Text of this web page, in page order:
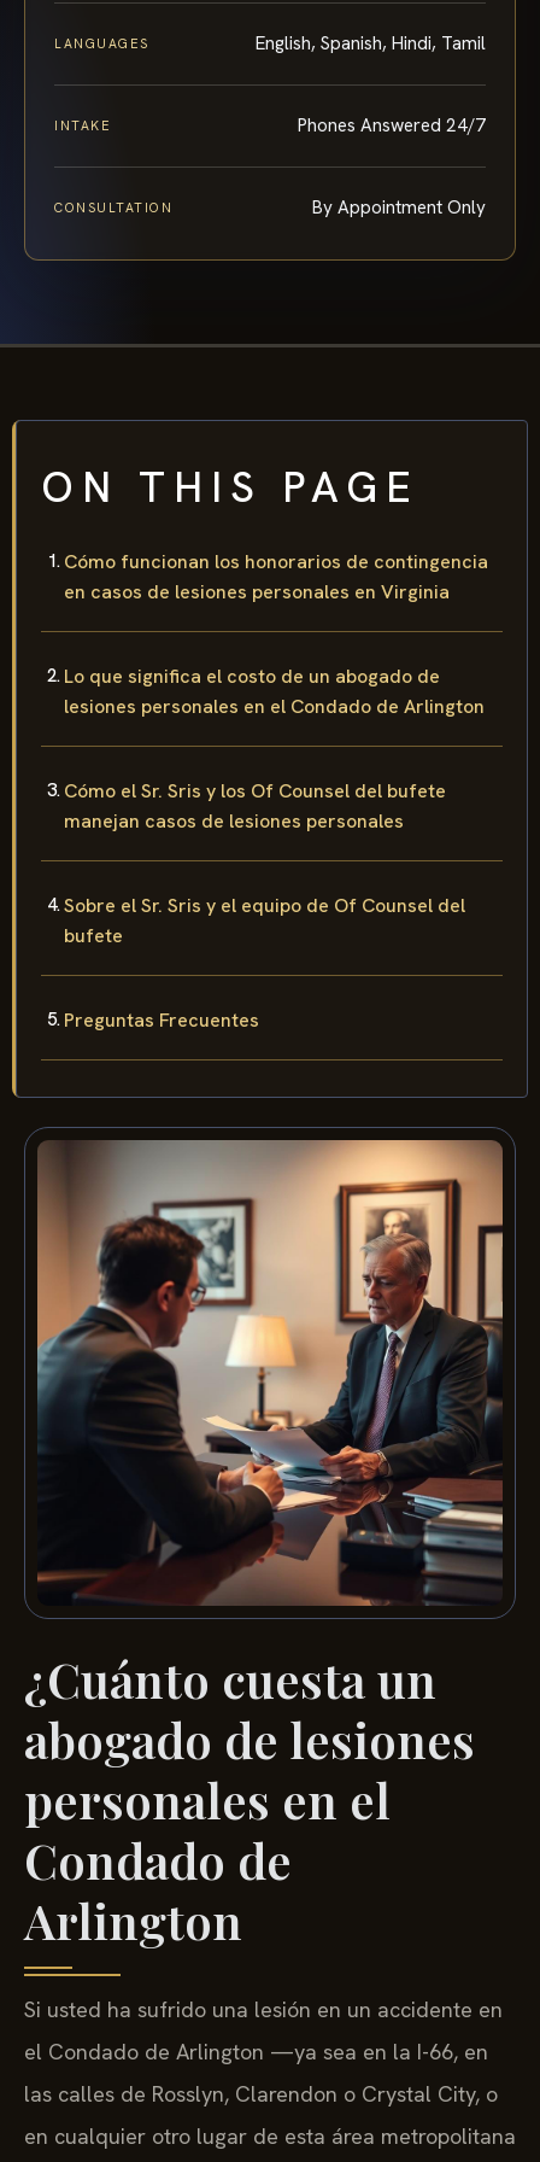
English, Spanish, Hindi, Tamil
Phones Answered 24/7
By Appointment Only
ON THIS PAGE
Cómo funcionan los honorarios de contingencia
en casos de lesiones personales en Virginia
Lo que significa el costo de un abogado de
lesiones personales en el Condado de Arlington
Cómo el Sr. Sris y los Of Counsel del bufete
manejan casos de lesiones personales
Sobre el Sr. Sris y el equipo de Of Counsel del
Preguntas Frecuentes
¿Cuánto cuesta un
abogado de lesiones
personales en el
Condado de
Arlington
Si usted ha sufrido una lesión en un accidente en
el Condado de Arlington —ya sea en la I-66, en
las calles de Rosslyn, Clarendon o Crystal City, o
en cualquier otro lugar de esta área metropolitana